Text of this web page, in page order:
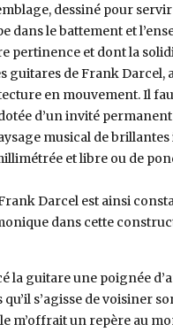
dessiné pour
dans le battement et
pertinence et dont la
guitares de Frank Darcel,
en mouvement. Il
d’un invité
musical de brillantes
et libre ou de
Darcel est ainsi
dans cette
la guitare une poignée
s’agisse de voisiner
m’offrait un repère au